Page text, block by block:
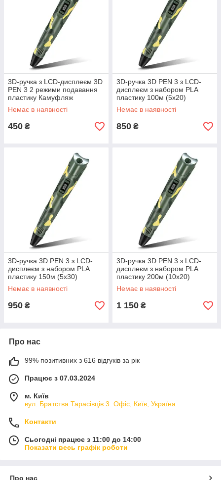
3D-ручка з LCD-дисплеєм 3D
PEN 3 2 режими подавання
пластику Камуфляж
Немає в наявності
450 ₴
3D-ручка 3D PEN 3 з LCD-
дисплеєм з набором PLA
пластику 100м (5х20)
Камуфляж
Немає в наявності
850 ₴
3D-ручка 3D PEN 3 з LCD-
дисплеєм з набором PLA
пластику 150м (5х30)
Камуфляж
Немає в наявності
950 ₴
3D-ручка 3D PEN 3 з LCD-
дисплеєм з набором PLA
пластику 200м (10х20)
Камуфляж
Немає в наявності
1 150 ₴
Про нас
99% позитивних з 616 відгуків за рік
Працює з 07.03.2024
м. Київ
вул. Братства Тарасівців 3. Офіс, Київ, Україна
Контакти
Сьогодні працює з 11:00 до 14:00
Показати весь графік роботи
Про нас